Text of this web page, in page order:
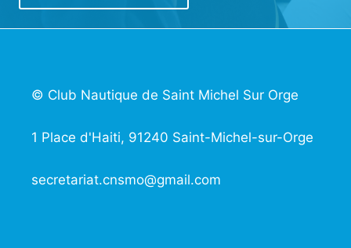
© Club Nautique de Saint Michel Sur Orge
1 Place d'Haiti, 91240 Saint-Michel-sur-Orge
secretariat.cnsmo@gmail.com